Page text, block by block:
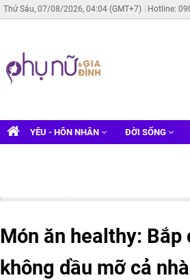
Thứ Sáu, 07/08/2026, 04:04 (GMT+7) Hotline:
YÊU - HÔN NHÂN ĐỜI SỐNG
Món ăn healthy:
không dầu mỡ cả